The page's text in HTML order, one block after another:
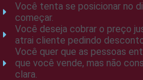
Você tenta se posicionar no
começar.
Você deseja cobrar o preço
atrai cliente pedindo
Você quer que as pessoas
que você vende, mas não
clara.